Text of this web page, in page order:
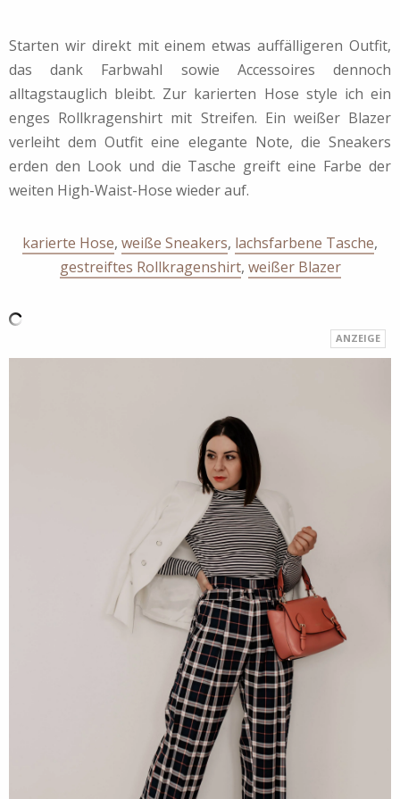
Starten wir direkt mit einem etwas auffälligeren Outfit,
das dank Farbwahl sowie Accessoires dennoch
alltagstauglich bleibt. Zur karierten Hose style ich ein
enges Rollkragenshirt mit Streifen. Ein weißer Blazer
verleiht dem Outfit eine elegante Note, die Sneakers
erden den Look und die Tasche greift eine Farbe der
weiten High-Waist-Hose wieder auf.
karierte Hose, weiße Sneakers, lachsfarbene Tasche,
gestreiftes Rollkragenshirt, weißer Blazer